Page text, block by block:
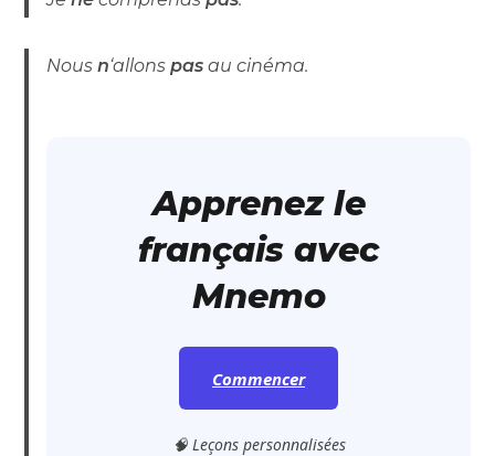
Nousn‘allonspas au cinéma.
Apprenez le
français avec
Mnemo
Commencer
🧠 Leçons personnalisées